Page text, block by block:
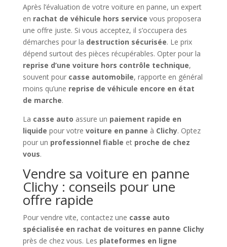
Après l’évaluation de votre voiture en panne, un expert
en rachat de véhicule hors service vous proposera
une offre juste. Si vous acceptez, il s’occupera des
démarches pour la destruction sécurisée. Le prix
dépend surtout des pièces récupérables. Opter pour la
reprise d’une voiture hors contrôle technique,
souvent pour casse automobile, rapporte en général
moins qu’une reprise de véhicule encore en état
de marche.
La casse auto assure un paiement rapide en
liquide pour votre voiture en panne à Clichy. Optez
pour un professionnel fiable et proche de chez
vous.
Vendre sa voiture en panne
Clichy : conseils pour une
offre rapide
Pour vendre vite, contactez une casse auto
spécialisée en rachat de voitures en panne Clichy
près de chez vous. Les plateformes en ligne